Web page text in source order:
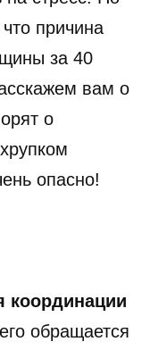
причина
за 40
вам о
о
опасно!
координации
обращается